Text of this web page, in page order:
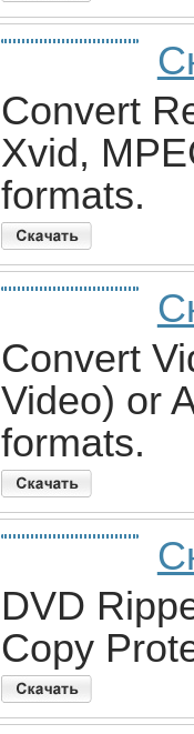
Convert
Xvid,
formats.
Convert
Video) or
formats.
DVD
Copy